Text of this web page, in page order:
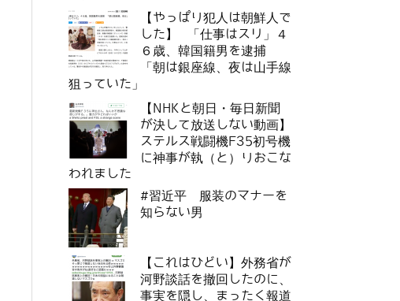
【やっぱり犯人は朝鮮人で
した】 「仕事はスリ」４
６歳、韓国籍男を逮捕
「朝は銀座線、夜は山手線
狙っていた」
【NHKと朝日・毎日新聞
が決して放送しない動画】
ステルス戦闘機F35初号機
に神事が執（と）りおこな
われました
#習近平 服装のマナーを
知らない男
【これはひどい】外務省が
河野談話を撤回したのに、
事実を隠し、まったく報道